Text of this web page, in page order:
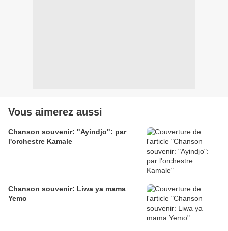
Vous aimerez aussi
Chanson souvenir: "Ayindjo": par
l'orchestre Kamale
Chanson souvenir: Liwa ya mama
Yemo